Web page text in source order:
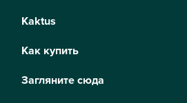
Kaktus
Как купить
Загляните сюда